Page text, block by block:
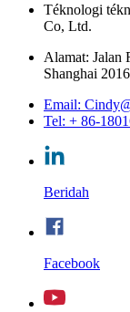
Téknologi
Co, Ltd.
Alamat: Jalan
Shanghai
Email:
Tel: + 86-
Beridah
Facebook